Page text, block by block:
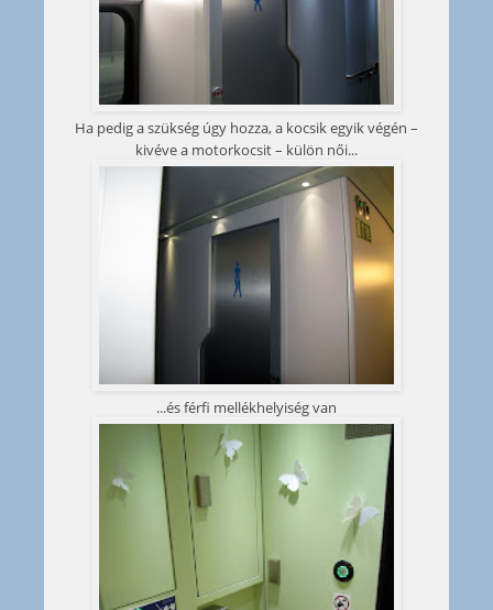
Ha pedig a szükség úgy hozza, a kocsik egyik végén –
kivéve a motorkocsit – külön női...
...és férfi mellékhelyiség van